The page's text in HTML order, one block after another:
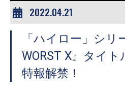
2022.04.21
「ハイロー」シリ
WORST X』タイ
特報解禁！